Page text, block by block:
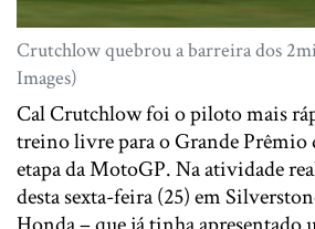
Crutchlow quebrou a barreira dos
Images)
Cal Crutchlow foi o piloto mais
treino livre para o Grande Prêmio
etapa da MotoGP. Na atividade
desta sexta-feira (25) em